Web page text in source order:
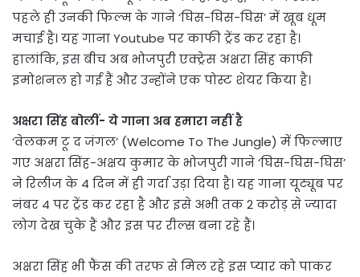
पहले ही उनकी फिल्म के गाने ‘घिस-घिस-घिस’ में खूब धूम
मचाई है। यह गाना Youtube पर काफी ट्रेंड कर रहा है।
हालांकि, इस बीच अब भोजपुरी एक्ट्रेस अक्षरा सिंह काफी
इमोशनल हो गई हैं और उन्होंने एक पोस्ट शेयर किया है।
अक्षरा सिंह बोलीं- ये गाना अब हमारा नहीं है
‘वेलकम टू द जंगल’ (Welcome To The Jungle) में फिल्माए
गए अक्षरा सिंह-अक्षय कुमार के भोजपुरी गाने ‘घिस-घिस-घिस’
ने रिलीज के 4 दिन में ही गर्दा उड़ा दिया है। यह गाना यूट्यूब पर
नंबर 4 पर ट्रेंड कर रहा है और इसे अभी तक 2 करोड़ से ज्यादा
लोग देख चुके हैं और इस पर रील्स बना रहे हैं।
अक्षरा सिंह भी फैंस की तरफ से मिल रहे इस प्यार को पाकर